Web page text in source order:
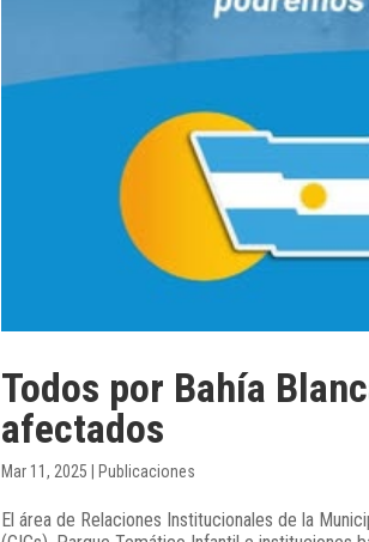
Todos por Bahía
afectados
Mar 11, 2025 Publicaciones
El área de Relaciones Institucionales de la